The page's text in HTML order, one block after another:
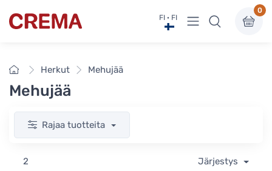
Crema FI · FI Näytä valikko
0
EtusivuHerkut Mehujää
Mehujää
Rajaa tuotteita
2 Järjestys